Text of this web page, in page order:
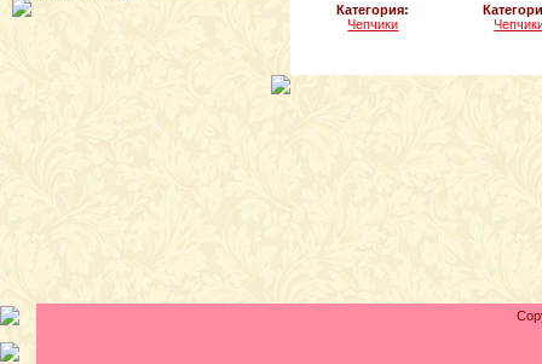
Категория:
Чепчики